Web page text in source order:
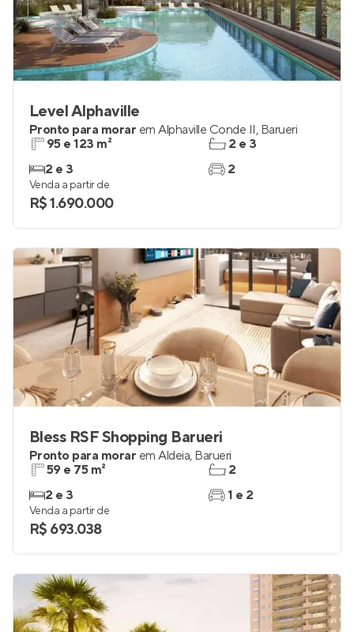
Level Alphaville
Pronto para morar em Alphaville Conde II, Barueri
95 e 123 m²
2 e 3
2 e 3
2
Venda a partir de
R$ 1.690.000
Bless RSF Shopping Barueri
Pronto para morar em Aldeia, Barueri
59 e 75 m²
2 e 3
2
1 e 2
Venda a partir de
R$ 693.038